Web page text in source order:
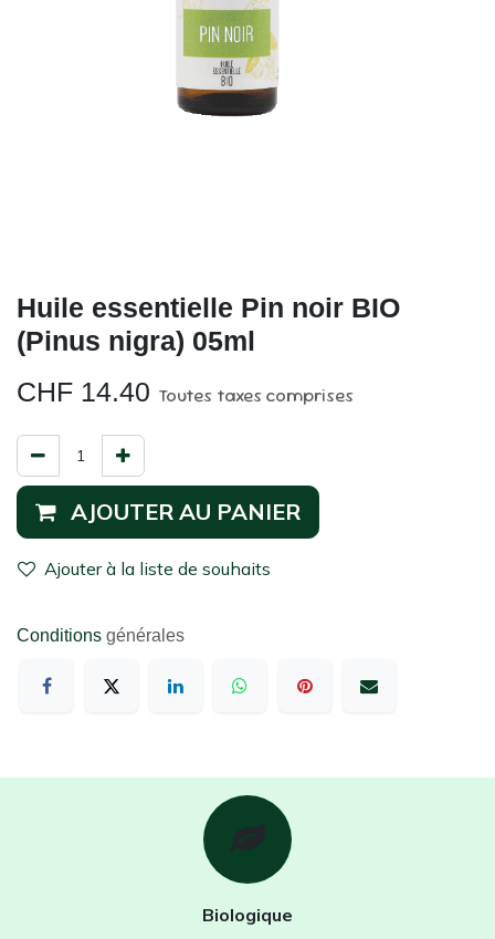
Huile essentielle Pin noir BIO
(Pinus nigra) 05ml
CHF 14.40 Toutes taxes comprises
AJOUTER AU PANIER
Ajouter à la liste de souhaits
Conditions générales
Biologique